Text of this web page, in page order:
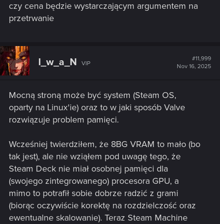
czy cena będzie wystarczającym argumentem na
przetrwanie
I_w_a_N VIP
#11,999
Nov 16, 2025
Mocną stroną może być system (Steam OS,
oparty na Linux'ie) oraz to w jaki sposób Valve
rozwiązuje problem pamięci.
Wcześniej twierdziłem, że 8BG VRAM to mało (bo
tak jest), ale nie wziąłem pod uwagę tego, że
Steam Deck nie miał osobnej pamięci dla
(swojego zintegrowanego) procesora GPU, a
mimo to potrafił sobie dobrze radzić z grami
(biorąc oczywiście korektę na rozdzielczość oraz
ewentualne skalowanie). Teraz Steam Machine